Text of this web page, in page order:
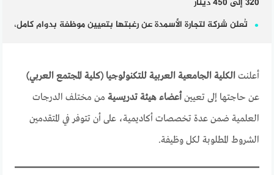
تُعلن شركة لتجارة الأسمدة عن رغبتها بتعيين موظفة بدوام كامل،
أعلنتالكلية الجامعية العربية للتكنولوجيا (كلية المجتمع العربي)
عن حاجتها إلى تعيينأعضاء هيئة تدريسية من مختلف الدرجات
العلمية ضمن عدة تخصصات أكاديمية، على أن تتوفر في المتقدمين
الشروط المطلوبة لكل وظيفة.